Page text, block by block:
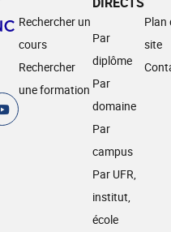
Rechercher un
cours
Rechercher
une formation
Par
diplôme
Par
domaine
Par
campus
Par UFR,
institut,
école
Plan
site